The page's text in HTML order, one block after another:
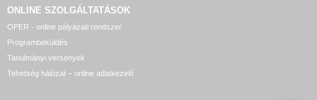
ONLINE SZOLGÁLTATÁSOK
OPER - online pályázati rendszer
Programbeküldés
Tanulmányi versenyek
Tehetség hálózat – online adatkezelő